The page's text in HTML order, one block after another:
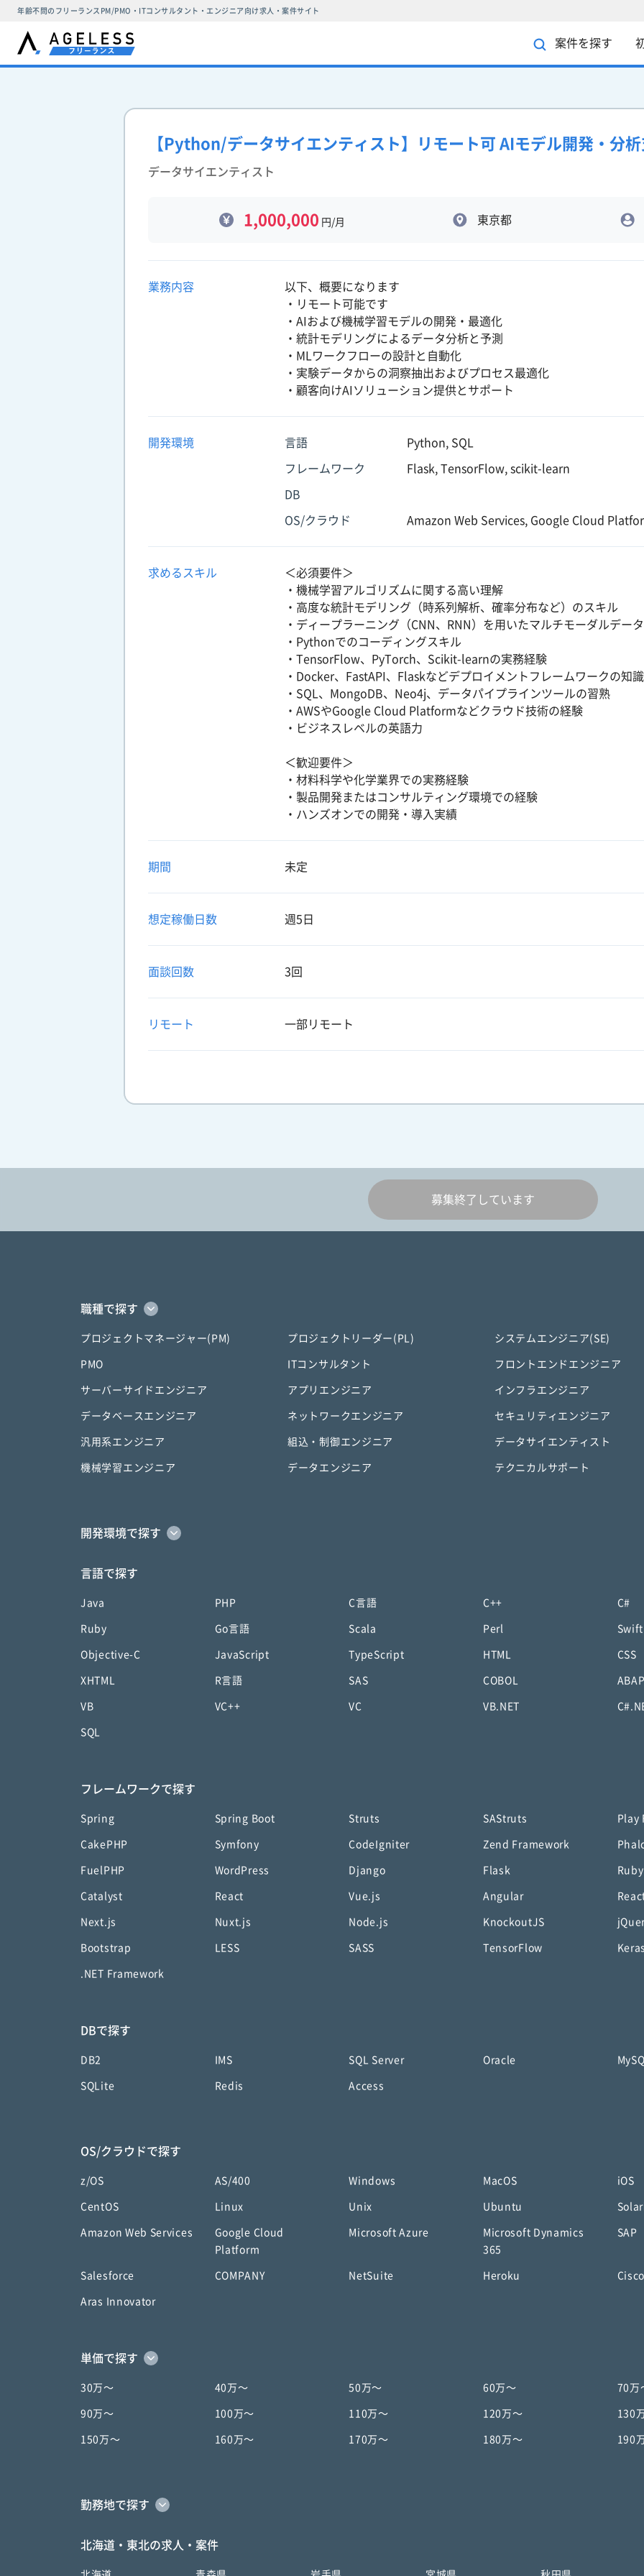
年齢不問のフリーランスPM/PMO・ITコンサルタント・エンジニア向け求人・案件サイト
案件を探す
【Python/データサイエンティスト】リモート可 AIモデル開発・分析
データサイエンティスト
1,000,000 円/月 東京都
業務内容
以下、概要になります
・リモート可能です
・AIおよび機械学習モデルの開発・最適化
・統計モデリングによるデータ分析と予測
・MLワークフローの設計と自動化
・実験データからの洞察抽出およびプロセス最適化
・顧客向けAIソリューション提供とサポート
開発環境 言語 Python, SQL
フレームワーク Flask, TensorFlow, scikit-learn
DB
OS/クラウド Amazon Web Services, Google Cloud
求めるスキル
＜必須要件＞
・機械学習アルゴリズムに関する高い理解
・高度な統計モデリング（時系列解析、確率分布など）のスキル
・ディープラーニング（CNN、RNN）を用いたマルチモーダルデー
・Pythonでのコーディングスキル
・TensorFlow、PyTorch、Scikit-learnの実務経験
・Docker、FastAPI、Flaskなどデプロイメントフレームワークの知識
・SQL、MongoDB、Neo4j、データパイプラインツールの習熟
・AWSやGoogle Cloud Platformなどクラウド技術の経験
・ビジネスレベルの英語力
＜歓迎要件＞
・材料科学や化学業界での実務経験
・製品開発またはコンサルティング環境での経験
・ハンズオンでの開発・導入実績
期間 未定
想定稼働日数 週5日
面談回数 3回
リモート 一部リモート
募集終了しています
職種で探す
プロジェクトマネージャー(PM) プロジェクトリーダー(PL) システムエンジニア(SE)
PMO ITコンサルタント フロントエンドエンジニア
サーバーサイドエンジニア アプリエンジニア インフラエンジニア
データベースエンジニア ネットワークエンジニア セキュリティエンジニア
汎用系エンジニア 組込・制御エンジニア データサイエンティスト
機械学習エンジニア データエンジニア テクニカルサポート
開発環境で探す
言語で探す
Java PHP C言語 C++ C#
Ruby Go言語 Scala Perl Swift
Objective-C JavaScript TypeScript HTML CSS
XHTML R言語 SAS COBOL ABAP
VB VC++ VC VB.NET
SQL
フレームワークで探す
Spring Spring Boot Struts SAStruts Play
CakePHP Symfony CodeIgniter Zend Framework
FuelPHP WordPress Django Flask
Catalyst React Vue.js Angular
Next.js Nuxt.js Node.js KnockoutJS
Bootstrap LESS SASS TensorFlow Keras
.NET Framework
DBで探す
DB2 IMS SQL Server Oracle
SQLite Redis Access
OS/クラウドで探す
z/OS AS/400 Windows MacOS iOS
CentOS Linux Unix Ubuntu
Amazon Web Services
Google Cloud
Platform
Microsoft Azure
Microsoft Dynamics
365
SAP
Salesforce COMPANY NetSuite Heroku Cisco
Aras Innovator
単価で探す
30万〜 40万〜 50万〜 60万〜 70万
90万〜 100万〜 110万〜 120万〜 130
150万〜 160万〜 170万〜 180万〜 190
勤務地で探す
北海道・東北の求人・案件